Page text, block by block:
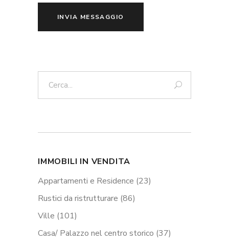
INVIA MESSAGGIO
IMMOBILI IN VENDITA
Appartamenti e Residence (23)
Rustici da ristrutturare (86)
Ville (101)
Casa/ Palazzo nel centro storico (37)